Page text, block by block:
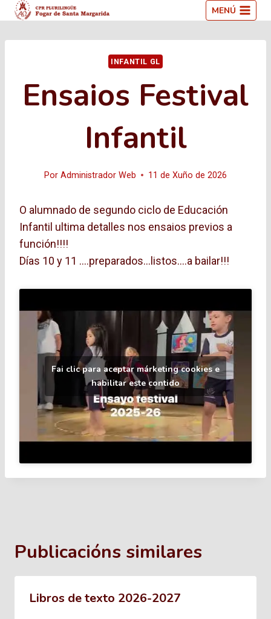
Saltar
ao
contido
MENÚ
INFANTIL GL
Ensaios Festival
Infantil
Por Administrador Web 11 de Xuño de 2026
O alumnado de segundo ciclo de Educación
Infantil ultima detalles nos ensaios previos a
función!!!!
Días 10 y 11 ….preparados…listos….a bailar!!!
Fai clic para aceptar márketing cookies e
habilitar este contido
Publicacións similares
Libros de texto 2026-2027